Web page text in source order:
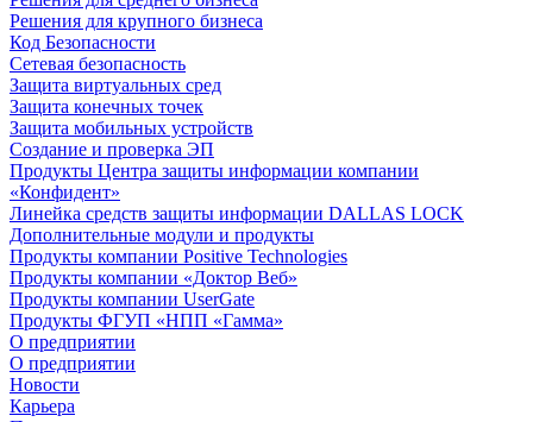
Решения для крупного бизнеса
Код Безопасности
Сетевая безопасность
Защита виртуальных сред
Защита конечных точек
Защита мобильных устройств
Создание и проверка ЭП
Продукты Центра защиты информации компании
«Конфидент»
Линейка средств защиты информации DALLAS LOCK
Дополнительные модули и продукты
Продукты компании Positive Technologies
Продукты компании «Доктор Веб»
Продукты компании UserGate
Продукты ФГУП «НПП «Гамма»
О предприятии
О предприятии
Новости
Карьера